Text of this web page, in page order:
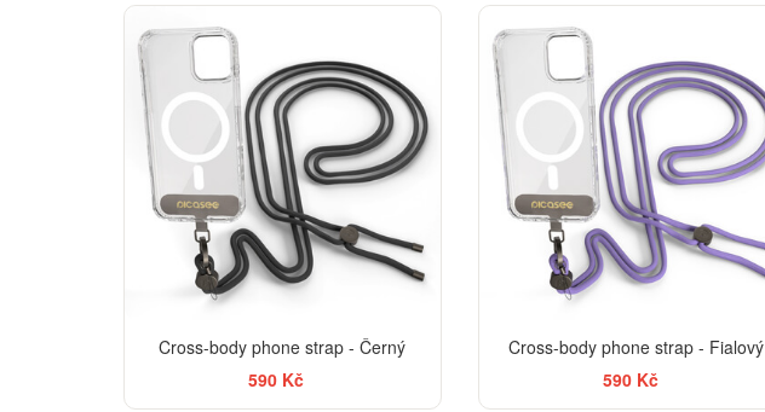
Cross-body phone strap - Černý
590 Kč
Cross-body phone strap - Fialový
590 Kč